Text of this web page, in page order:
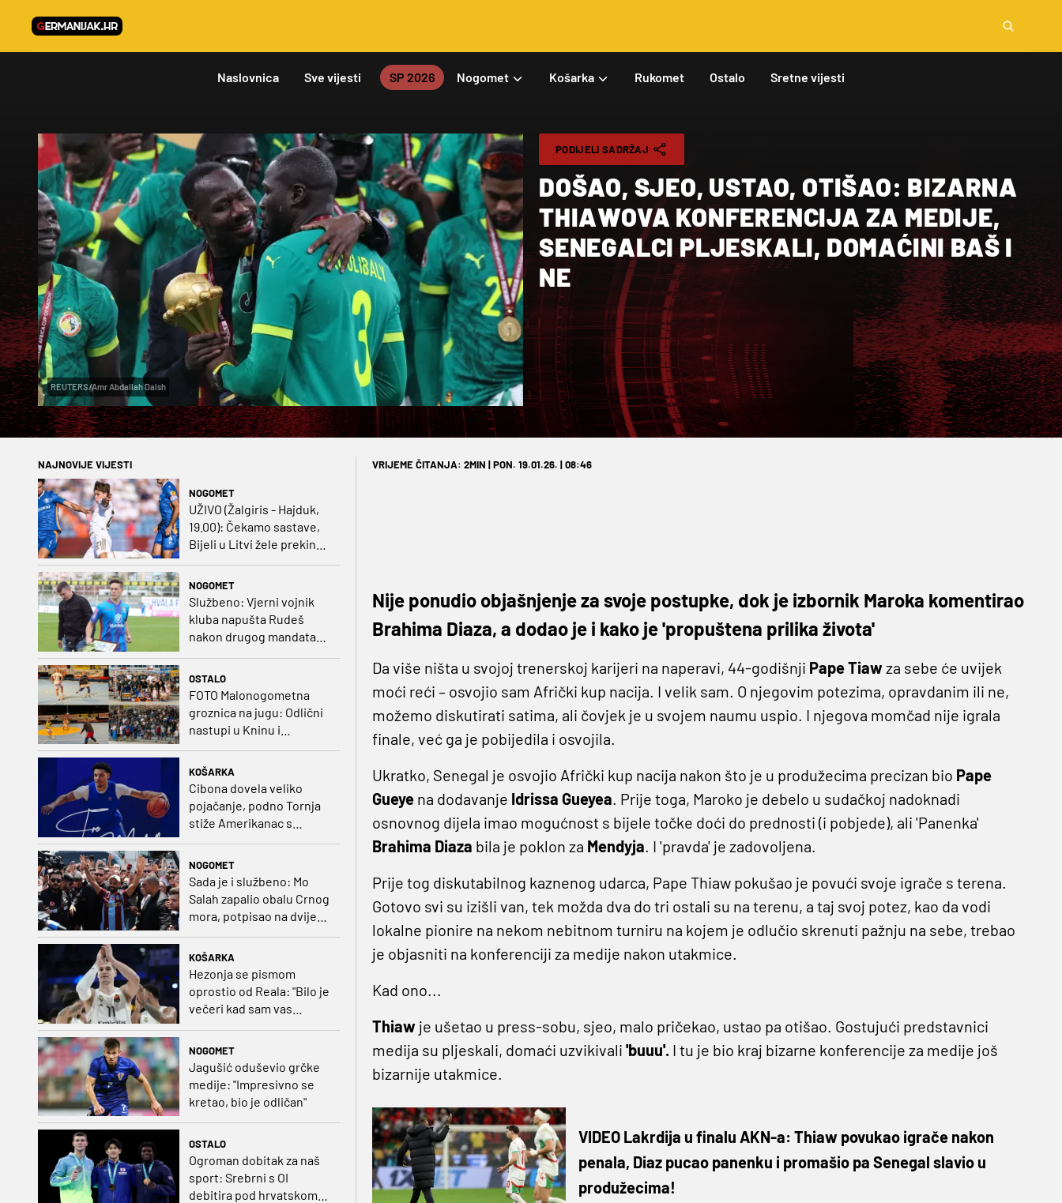
Naslovnica Sve vijesti SP 2026 Nogomet Košarka Rukomet Ostalo Sretne vijesti
REUTERS/Amr Abdallah Dalsh
PODIJELI SADRŽAJ
DOŠAO, SJEO, USTAO, OTIŠAO: BIZARNA
THIAWOVA KONFERENCIJA ZA MEDIJE,
SENEGALCI PLJESKALI, DOMAĆINI BAŠ I
NE
NAJNOVIJE VIJESTI
NOGOMET
UŽIVO (Žalgiris - Hajduk,
19.00): Čekamo sastave,
Bijeli u Litvi žele prekinut
NOGOMET
Službeno: Vjerni vojnik
kluba napušta Rudeš
nakon drugog mandata
OSTALO
FOTO Malonogometna
groznica na jugu: Odlični
nastupi u Kninu i
Metkoviću okrunjeni
vrijednim nagradama
KOŠARKA
Cibona dovela veliko
pojačanje, podno Tornja
stiže Amerikanac s
naslovom iz EuroCupa
NOGOMET
Sada je i službeno: Mo
Salah zapalio obalu Crnog
mora, potpisao na dvije
KOŠARKA
Hezonja se pismom
oprostio od Reala: "Bilo je
večeri kad sam vas
NOGOMET
Jagušić oduševio grčke
medije: "Impresivno se
kretao, bio je odličan"
OSTALO
Ogroman dobitak za naš
sport: Srebrni s OI
debitira pod hrvatskom
VRIJEME ČITANJA: 2MIN | PON. 19.01.26. | 08:46
Nije ponudio objašnjenje za svoje postupke, dok je izbornik Maroka komentirao
Brahima Diaza, a dodao je i kako je 'propuštena prilika života'
Da više ništa u svojoj trenerskoj karijeri na naperavi, 44-godišnji Pape Tiawza sebe će uvijek
moći reći – osvojio sam Afrički kup nacija. I velik sam. O njegovim potezima, opravdanim ili ne,
možemo diskutirati satima, ali čovjek je u svojem naumu uspio. I njegova momčad nije igrala
finale, već ga je pobijedila i osvojila.
Ukratko, Senegal je osvojio Afrički kup nacija nakon što je u produžecima precizan bio Pape
Gueye na dodavanje Idrissa Gueyea. Prije toga, Maroko je debelo u sudačkoj nadoknadi
osnovnog dijela imao mogućnost s bijele točke doći do prednosti (i pobjede), ali 'Panenka'
Brahima Diaza bila je poklon za Mendyja. I 'pravda' je zadovoljena.
Prije tog diskutabilnog kaznenog udarca, Pape Thiaw pokušao je povući svoje igrače s terena.
Gotovo svi su izišli van, tek možda dva do tri ostali su na terenu, a taj svoj potez, kao da vodi
lokalne pionire na nekom nebitnom turniru na kojem je odlučio skrenuti pažnju na sebe, trebao
je objasniti na konferenciji za medije nakon utakmice.
Kad ono...
Thiaw je ušetao u press-sobu, sjeo, malo pričekao, ustao pa otišao. Gostujući predstavnici
medija su pljeskali, domaći uzvikivali 'buuu'.I tu je bio kraj bizarne konferencije za medije još
bizarnije utakmice.
VIDEO Lakrdija u finalu AKN-a: Thiaw povukao igrače nakon
penala, Diaz pucao panenku i promašio pa Senegal slavio u
produžecima!